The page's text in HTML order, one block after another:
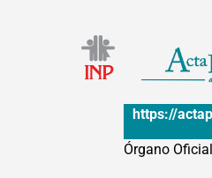
https://
Órgano